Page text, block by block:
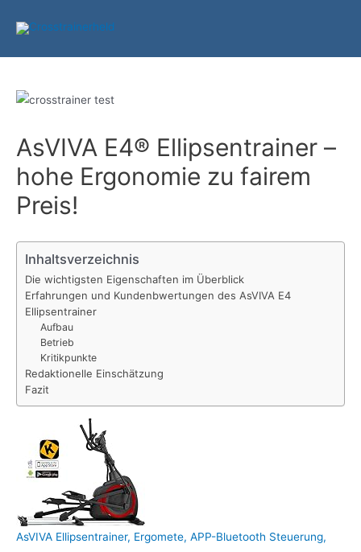
Inhalt
AsVIVA E4® Ellipsentrainer –
hohe Ergonomie zu fairem
Preis!
Inhaltsverzeichnis
Die wichtigsten Eigenschaften im Überblick
Erfahrungen und Kundenbwertungen des AsVIVA E4
Ellipsentrainer
Aufbau
Betrieb
Kritikpunkte
Redaktionelle Einschätzung
Fazit
AsVIVA Ellipsentrainer, Ergomete, APP-Bluetooth Steuerung,